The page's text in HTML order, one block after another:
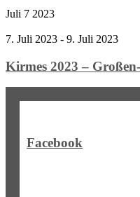
Juli 7 2023
7. Juli 2023 - 9. Juli 2023
Kirmes 2023 –
Facebook